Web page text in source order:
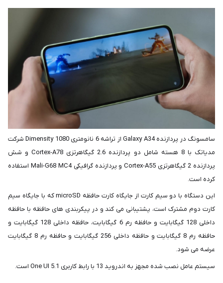
سامسونگ در پردازنده Galaxy A34 از تراشه 6 نانومتری Dimensity 1080 شرکت
مدیاتک با 8 هسته شامل دو پردازنده 2.6 گیگاهرتزی Cortex-A78 و شش
پردازنده 2 گیگاهرتزی Cortex-A55 و پردازنده گرافیکی Mali-G68 MC4 استفاده
کرده است.
این دستگاه با دو سیم کارت از جایگاه کارت حافظه microSD که با جایگاه سیم
کارت دوم مشترک است، پشتیبانی می کند و در پیکربندی های حافظه با حافظه
داخلی 128 گیگابایت و حافظه رم 6 گیگابایت، حافظه داخلی 128 گیگابایت و
حافظه رم 8 گیگابایت و حافظه داخلی 256 گیگابایت و حافظه رم 8 گیگابایت
عرضه می شود.
سیستم عامل نصب شده مجهز به اندروید 13 با رابط کاربری One UI 5.1 است.